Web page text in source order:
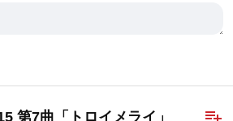
playlist_add
第7曲「トロイメライ」